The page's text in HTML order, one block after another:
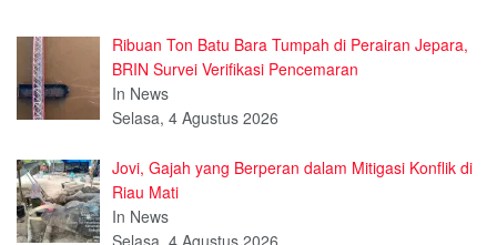
Ribuan Ton Batu Bara Tumpah di Perairan Jepara,
BRIN Survei Verifikasi Pencemaran
In News
Selasa, 4 Agustus 2026
Jovi, Gajah yang Berperan dalam Mitigasi Konflik di
Riau Mati
In News
Selasa, 4 Agustus 2026